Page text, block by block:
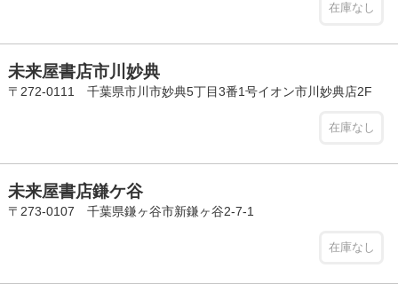
在庫なし
未来屋書店市川妙典
〒272-0111 千葉県市川市妙典5丁目3番1号イオン市川妙典店2F
在庫なし
未来屋書店鎌ケ谷
〒273-0107 千葉県鎌ヶ谷市新鎌ヶ谷2-7-1
在庫なし